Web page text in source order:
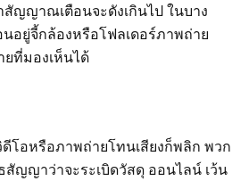
สัญญาณเตือนจะดังเกินไป ในบาง
อยู่จี้กล้องหรือโฟลเดอร์ภาพถ่าย
ที่มองเห็นได้
โอหรือภาพถ่ายโทนเสียงก็พลิก พวก
สัญญาว่าจะระเบิดวัสดุ ออนไลน์ เว้น